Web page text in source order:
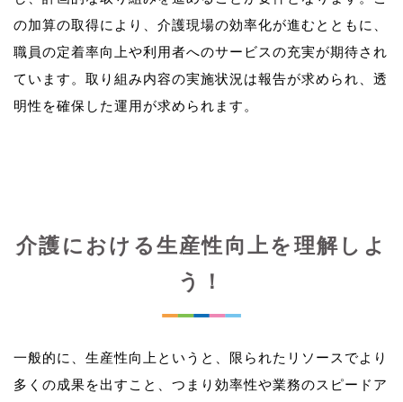
の加算の取得により、介護現場の効率化が進むとともに、
職員の定着率向上や利用者へのサービスの充実が期待され
ています。取り組み内容の実施状況は報告が求められ、透
介護における生産性向上を理解しよ
う！
一般的に、生産性向上というと、限られたリソースでより
多くの成果を出すこと、つまり効率性や業務のスピードア